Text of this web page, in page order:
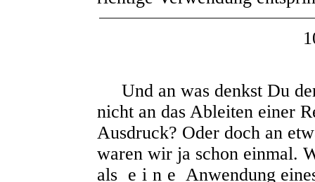
Und an was denkst Du
nicht an das Ableiten einer
Ausdruck? Oder doch an
waren wir ja schon einmal.
als eine Anwendung